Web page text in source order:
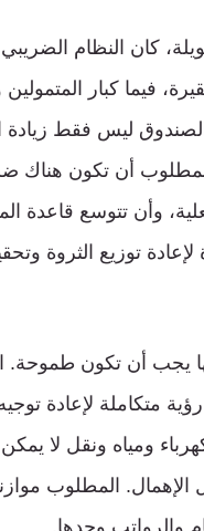
كان النظام
فيما كبار
ليس فقط زيادة
أن تكون هناك
وأن تتوسع
توزيع الثروة
بأنها يجب أن تكون
متكاملة لإعادة
من كهرباء ومياه ونقل
الإهمال. المطلوب